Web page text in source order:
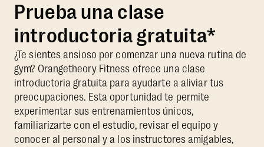
Prueba una clase
introductoria gratuita*
¿Te sientes ansioso por comenzar una nueva rutina de
gym? Orangetheory Fitness ofrece una clase
introductoria gratuita para ayudarte a aliviar tus
preocupaciones. Esta oportunidad te permite
experimentar sus entrenamientos únicos,
familiarizarte con el estudio, revisar el equipo y
conocer al personal y a los instructores amigables,